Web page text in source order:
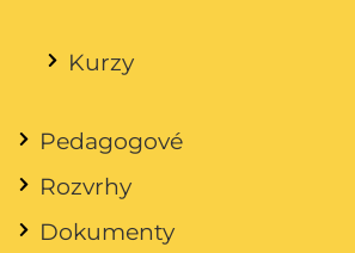
Kurzy
Pedagogové
Rozvrhy
Dokumenty